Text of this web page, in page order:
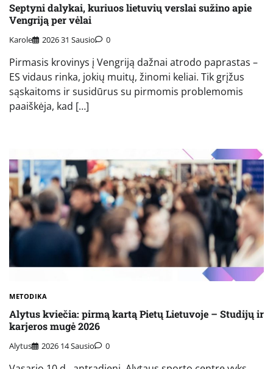
Septyni dalykai, kuriuos lietuvių verslai sužino apie
Vengriją per vėlai
Karole 2026 31 Sausio 0
Pirmasis krovinys į Vengriją dažnai atrodo paprastas –
ES vidaus rinka, jokių muitų, žinomi keliai. Tik grįžus
sąskaitoms ir susidūrus su pirmomis problemomis
paaiškėja, kad […]
METODIKA
Alytus kviečia: pirmą kartą Pietų Lietuvoje – Studijų ir
karjeros mugė 2026
Alytus 2026 14 Sausio 0